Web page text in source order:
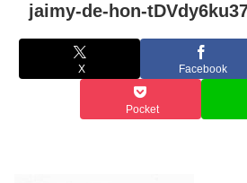
jaimy-de-hon-
X Facebook
Pocket